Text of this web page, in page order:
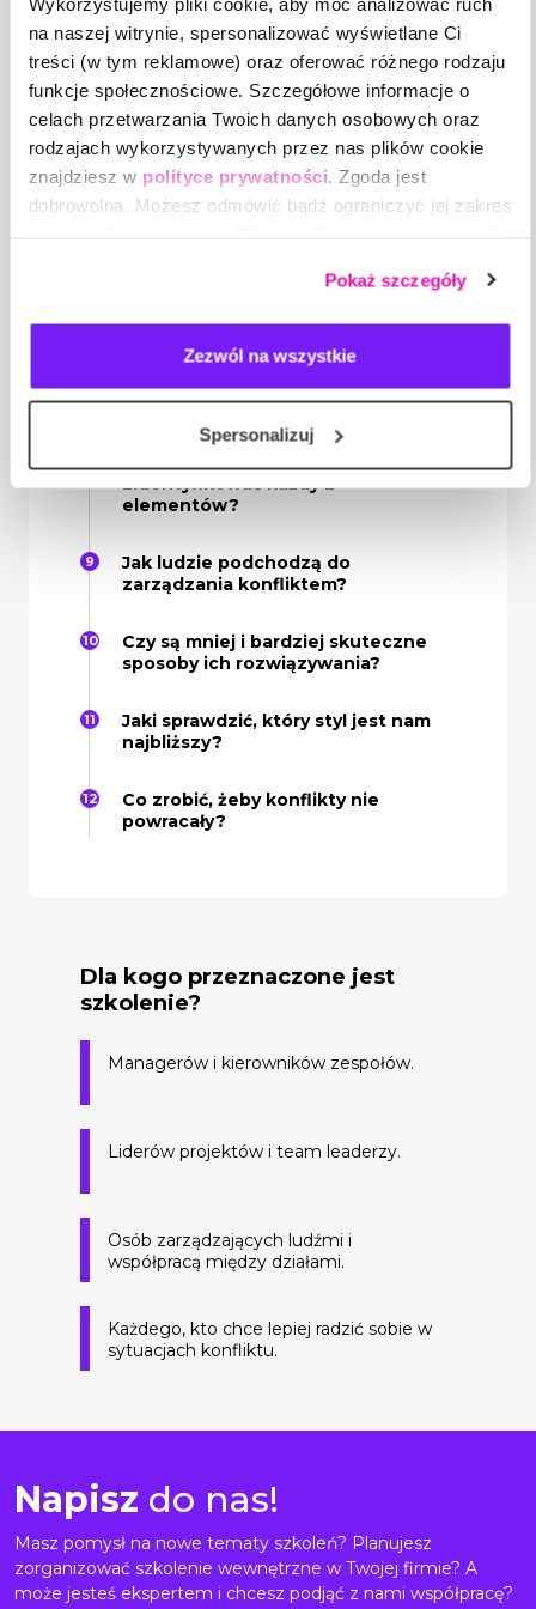
na naszej witrynie, spersonalizować wyświetlane Ci
treści (w tym reklamowe) oraz oferować różnego rodzaju
funkcje społecznościowe. Szczegółowe informacje o
celach przetwarzania Twoich danych osobowych oraz
rodzajach wykorzystywanych przez nas plików cookie
znajdziesz w polityce prywatności . Zgoda jest
dobrowolna. Możesz odmówić bądź ograniczyć jej zakres
a także na przetwarzanie Twoich danych osobowych.
Pokaż szczegóły
Zezwól na wszystkie
Spersonalizuj
Jakie mogą być negatywne strony
pojawiających się konfliktów?
Jak wykorzystać konflikt, żeby dał
nam dać coś pozytywnego?
Czy możemy unikać konfliktów?
skutecznie pracować nad
Z czego składa się konflikt i jak
każdy element działa na
pozostałe?
Co zrobić, żeby być w stanie
zidentyfikować każdy z
elementów?
Jak ludzie podchodzą do
zarządzania konfliktem?
Czy są mniej i bardziej skuteczne
sposoby ich rozwiązywania?
Jaki sprawdzić, który styl jest nam
najbliższy?
Co zrobić, żeby konflikty nie
powracały?
Dla kogo przeznaczone jest
szkolenie?
Managerów i kierowników zespołów.
Liderów projektów i team leaderzy.
Osób zarządzających ludźmi i
współpracą między działami.
Każdego, kto chce lepiej radzić sobie w
sytuacjach konfliktu.
Napisz do nas!
Masz pomysł na nowe tematy szkoleń? Planujesz
zorganizować szkolenie wewnętrzne w Twojej firmie? A
może jesteś ekspertem i chcesz podjąć z nami współpracę?